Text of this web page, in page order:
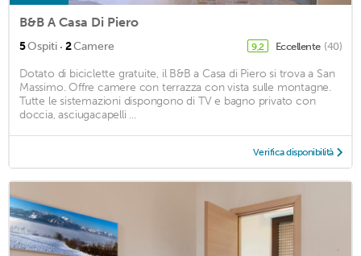
B&B A Casa Di Piero
5Ospiti · 2Camere 9,2 Eccellente (40)
Dotato di biciclette gratuite, il B&B a Casa di Piero si trova a San
Massimo. Offre camere con terrazza con vista sulle montagne.
Tutte le sistemazioni dispongono di TV e bagno privato con
doccia, asciugacapelli ...
Verifica disponibilità